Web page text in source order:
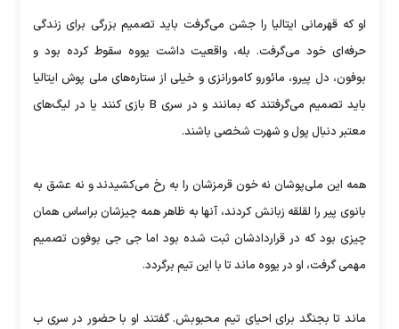
او که قهرمانی ایتالیا را جشن می‌گرفت باید تصمیم بزرگی برای زندگی
حرفه‌ای خود می‌گرفت. بله، واقعیت داشت یووه سقوط کرده بود و
بوفون، دل پیرو، مائورو کامورانزی و خیلی از ستاره‌های ملی پوش ایتالیا
باید تصمیم می‌گرفتند که بمانند و در سری B بازی کنند یا در لیگ‌های
معتبر دنبال پول و شهرت شخصی باشند.
همه این ملی‌پوشان نه خون قرمزشان را به رخ می‌کشیدند و نه عشق به
بانوی پیر را لقلقه زبانش کردند، آنها به ظاهر همه چیزشان براساس همان
چیزی بود که در قراردادشان ثبت شده بود اما جی جی بوفون تصمیم
مهمی گرفت، او در یووه ماند تا با این تیم برگردد.
ماند تا بجنگد برای احیای تیم محبوبش. گفتند او با حضور در سری ب